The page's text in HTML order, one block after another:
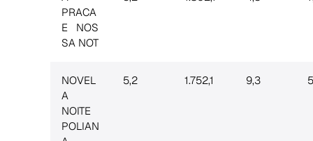
PRACA
E NOS
SA NOT
NOVEL
A
NOITE
POLIAN
5,2 1.752,1 9,3